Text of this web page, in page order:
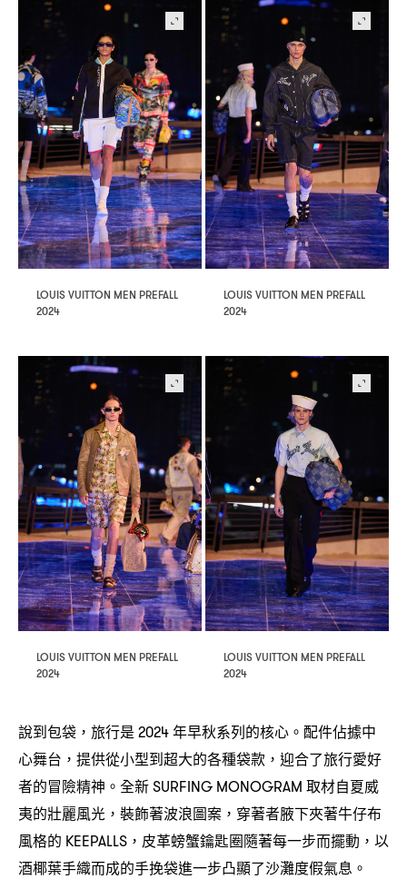
LOUIS VUITTON MEN PREFALL
2024
LOUIS VUITTON MEN PREFALL
2024
LOUIS VUITTON MEN PREFALL
2024
LOUIS VUITTON MEN PREFALL
2024
說到包袋 ， 旅行是 2024年早秋系列的核心。配件佔據中
心舞台 ， 提供從小型到超大的各種袋款 ， 迎合了旅行愛好
者的冒險精神。全新SURFING MONOGRAM 取材自夏威
夷的壯麗風光 ， 裝飾著波浪圖案 ， 穿著者腋下夾著牛仔布
風格的 KEEPALLS， 皮革螃蟹鑰匙圈隨著每一步而擺動 ， 以
酒椰葉手織而成的手挽袋進一步凸顯了沙灘度假氣息。